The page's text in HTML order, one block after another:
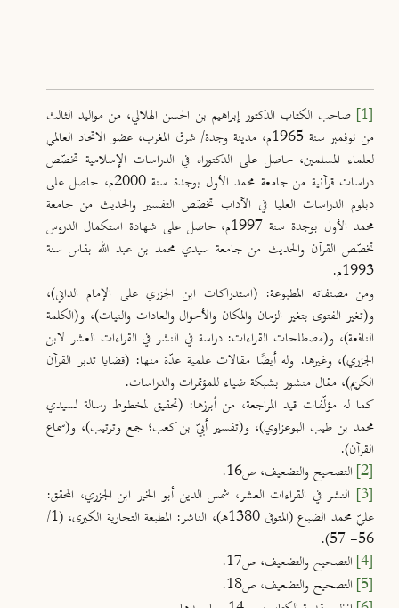
[1]
صاحب الكتاب الدكتور إبراهيم بن الحسن الهلالي، من مواليد الثالث
من نوفمبر سنة 1965م، مدينة وجدة/ شرق المغرب، عضو الاتحاد العالمي
لعلماء المسلمين، حاصل على الدكتوراه في الدراسات الإسلامية تخصّص
دراسات قرآنية من جامعة محمد الأول بوجدة سنة 2000م، حاصل على
دبلوم الدراسات العليا في الآداب تخصّص التفسير والحديث من جامعة
محمد الأول بوجدة سنة 1997م، حاصل على شهادة استكمال الدروس
تخصّص القرآن والحديث من جامعة سيدي محمد بن عبد الله بفاس سنة
1993م.
ومن مصنفاته المطبوعة: (استدراكات ابن الجزري على الإمام الداني)،
و(تغير الفتوى بتغير الزمان والمكان والأحوال والعادات والنيات)، و(الكلمة
النافعة)، و(مصطلحات القراءات: دراسة في النشر في القراءات العشر لابن
الجزري)، وغيرها. وله أيضًا مقالات علمية عدّة منها: (قضايا تدبر القرآن
الكريم)، مقال منشور بشبكة ضياء للمؤتمرات والدراسات.
كما له مؤلّفات قيد المراجعة، من أبرزها: (تحقيق لمخطوط رسالة لسيدي
محمد بن طيب البوعزاوي)، و(تفسير أبيّ بن كعب؛ جمع وترتيب)، و(سماع
القرآن).
[2]
التصحيح والتضعيف، ص16.
[3]
النشر في القراءات العشر، شمس الدين أبو الخير ابن الجزري، المحقق:
عليّ محمد الضباع (المتوفى 1380هـ)، الناشر: المطبعة التجارية الكبرى، (1/
56- 57).
[4]
التصحيح والتضعيف، ص17.
[5]
التصحيح والتضعيف، ص18.